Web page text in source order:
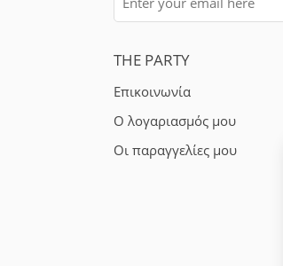
THE PARTY
Επικοινωνία
Ο λογαριασμός μου
Οι παραγγελίες μου